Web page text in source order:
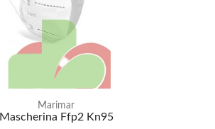
Marimar
Mascherina Ffp2 Kn95